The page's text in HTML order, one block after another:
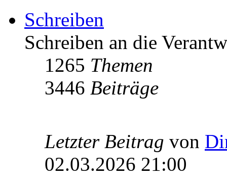
Schreiben
Schreiben an die
1265 Themen
3446 Beiträge
Letzter Beitrag von
02.03.2026 21:00